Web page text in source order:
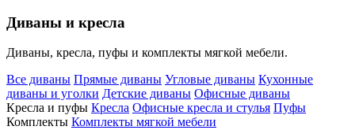
Диваны и кресла
Диваны, кресла, пуфы и комплекты мягкой мебели.
Все диваны Прямые диваны Угловые диваны Кухонные
диваны и уголки Детские диваны Офисные диваны
Кресла и пуфы Кресла Офисные кресла и стулья Пуфы
Комплекты Комплекты мягкой мебели